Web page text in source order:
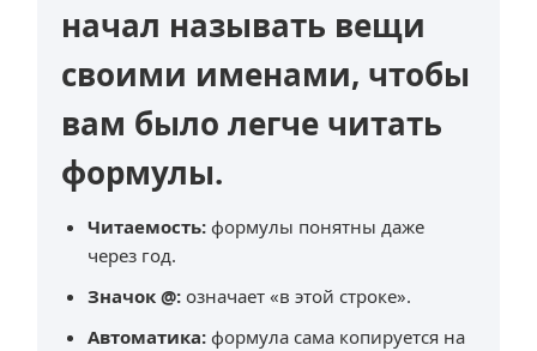
начал называть вещи
своими именами, чтобы
вам было легче читать
формулы.
Читаемость: формулы понятны даже
через год.
Значок @: означает «в этой строке».
Автоматика: формула сама копируется на